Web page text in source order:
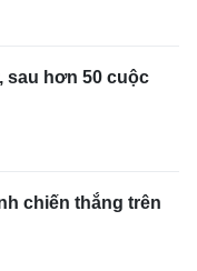
sau hơn 50 cuộc
chiến thắng trên